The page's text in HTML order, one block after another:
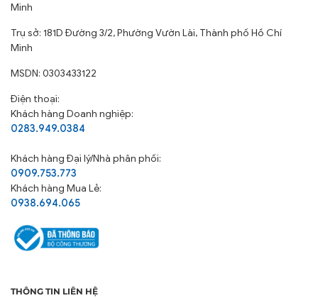
Minh
Trụ sở: 181D Đường 3/2, Phường Vườn Lài, Thành phố Hồ Chí
Minh
MSDN: 0303433122
Điện thoại:
Khách hàng Doanh nghiệp:
0283.949.0384
Khách hàngĐại lý/Nhà phân phối:
0909.753.773
Khách hàng Mua Lẻ:
0938.694.065
THÔNG TIN LIÊN HỆ